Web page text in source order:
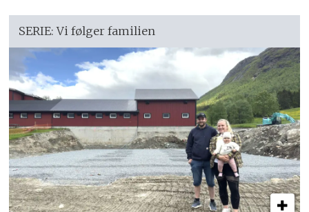
SERIE: Vi følger familien